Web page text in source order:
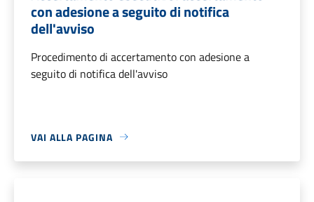
con adesione a seguito di notifica
dell'avviso
Procedimento di accertamento con adesione a
seguito di notifica dell'avviso
VAI ALLA PAGINA